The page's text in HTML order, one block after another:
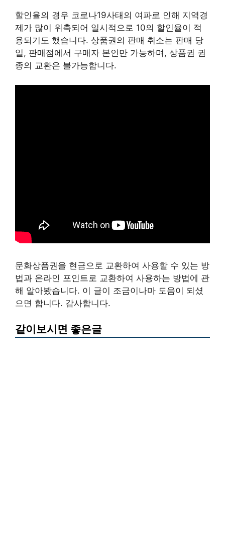
할인율의 경우 코로나19사태의 여파로 인해 지역경
제가 많이 위축되어 일시적으로 10의 할인율이 적
용되기도 했습니다. 상품권의 판매 취소는 판매 당
일, 판매점에서 구매자 본인만 가능하며, 상품권 권
종의 교환은 불가능합니다.
문화상품권을 현금으로 교환하여 사용할 수 있는 방
법과 온라인 포인트로 교환하여 사용하는 방법에 관
해 알아봤습니다. 이 글이 조금이나마 도움이 되셨
으면 합니다. 감사합니다.
같이보시면 좋은글